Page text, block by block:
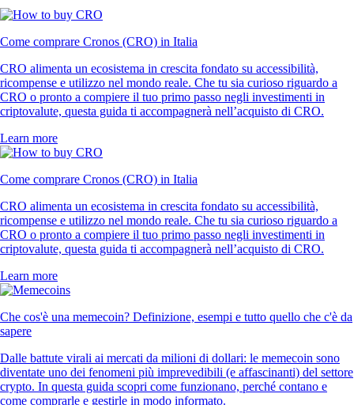
Come comprare Cronos (CRO) in Italia
CRO alimenta un ecosistema in crescita fondato su accessibilità,
ricompense e utilizzo nel mondo reale. Che tu sia curioso riguardo a
CRO o pronto a compiere il tuo primo passo negli investimenti in
criptovalute, questa guida ti accompagnerà nell’acquisto di CRO.
Learn more
Come comprare Cronos (CRO) in Italia
CRO alimenta un ecosistema in crescita fondato su accessibilità,
ricompense e utilizzo nel mondo reale. Che tu sia curioso riguardo a
CRO o pronto a compiere il tuo primo passo negli investimenti in
criptovalute, questa guida ti accompagnerà nell’acquisto di CRO.
Learn more
Che cos'è una memecoin? Definizione, esempi e tutto quello che c'è da
sapere
Dalle battute virali ai mercati da milioni di dollari: le memecoin sono
diventate uno dei fenomeni più imprevedibili (e affascinanti) del settore
crypto. In questa guida scopri come funzionano, perché contano e
come comprarle e gestirle in modo informato.